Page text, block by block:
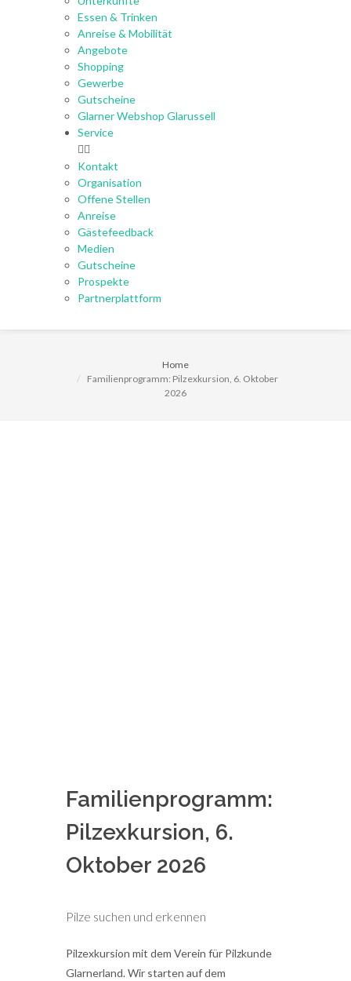
Essen & Trinken
Anreise & Mobilität
Angebote
Shopping
Gewerbe
Gutscheine
Glarner Webshop Glarussell
Service
Kontakt
Organisation
Offene Stellen
Anreise
Gästefeedback
Medien
Gutscheine
Prospekte
Partnerplattform
Home
Familienprogramm: Pilzexkursion, 6. Oktober
2026
Familienprogramm:
Pilzexkursion, 6.
Oktober 2026
Pilze suchen und erkennen
Pilzexkursion mit dem Verein für Pilzkunde
Glarnerland. Wir starten auf dem